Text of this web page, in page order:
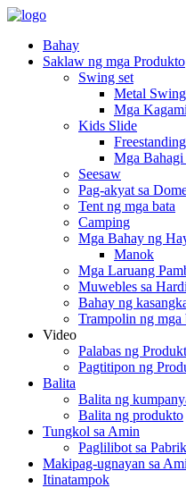
Bahay
Saklaw ng mga Produkto
Swing set
Metal Swing
Mga
Kids Slide
Mga
Seesaw
Pag-akyat sa
Tent ng mga bata
Camping
Mga Bahay ng
Manok
Mga Laruang
Muwebles sa
Bahay ng
Trampolin ng mga
Video
Palabas ng
Pagtitipon ng
Balita
Balita ng
Balita ng produkto
Tungkol sa Amin
Paglilibot sa
Makipag-ugnayan sa
Itinatampok